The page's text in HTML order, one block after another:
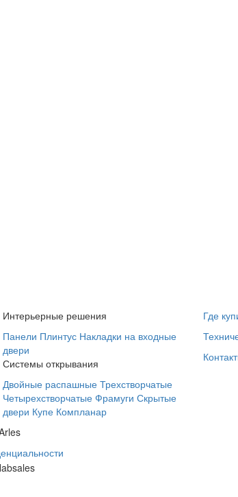
Интерьерные решения
Панели Плинтус Накладки на входные
двери
Системы открывания
Двойные распашные Трехстворчатые
Четырехстворчатые Фрамуги Скрытые
двери Купе Компланар
Где